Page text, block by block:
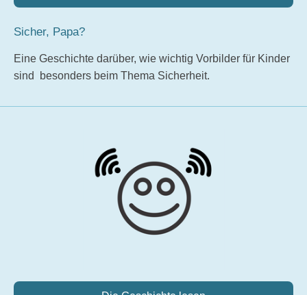
Sicher, Papa?
Eine Geschichte darüber, wie wichtig Vorbilder für Kinder
sind besonders beim Thema Sicherheit.